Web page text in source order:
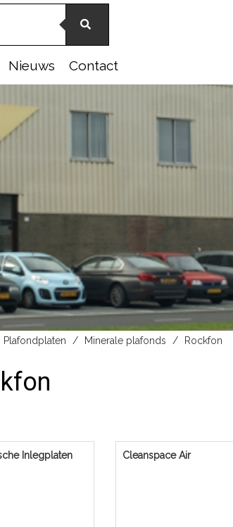
Nieuws Contact
Plafondplaten Minerale plafonds Rockfon
Inlegplaten Cleanspace Air